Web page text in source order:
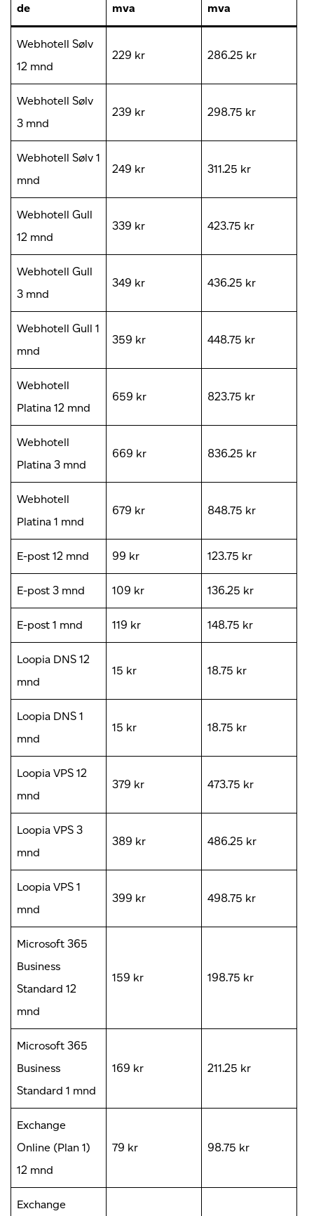
de
mva
mva
Webhotell Sølv
12 mnd
229 kr 286.25 kr
Webhotell Sølv
3 mnd
239 kr 298.75 kr
Webhotell Sølv 1
mnd
249 kr 311.25 kr
Webhotell Gull
12 mnd
339 kr 423.75 kr
Webhotell Gull
3 mnd
349 kr 436.25 kr
Webhotell Gull 1
mnd
359 kr 448.75 kr
Webhotell
Platina 12 mnd
659 kr 823.75 kr
Webhotell
Platina 3 mnd
669 kr 836.25 kr
Webhotell
Platina 1 mnd
679 kr 848.75 kr
E-post 12 mnd 99 kr 123.75 kr
E-post 3 mnd 109 kr 136.25 kr
E-post 1 mnd 119 kr 148.75 kr
Loopia DNS 12
mnd
15 kr 18.75 kr
Loopia DNS 1
mnd
15 kr 18.75 kr
Loopia VPS 12
mnd
379 kr 473.75 kr
Loopia VPS 3
mnd
389 kr 486.25 kr
Loopia VPS 1
mnd
399 kr 498.75 kr
Microsoft 365
Business
Standard 12
mnd
159 kr 198.75 kr
Microsoft 365
Business
Standard 1 mnd
169 kr 211.25 kr
Exchange
Online (Plan 1)
12 mnd
79 kr 98.75 kr
Exchange